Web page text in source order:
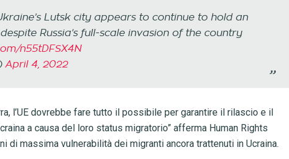
Lutsk city appears to continue to hold an
Russia’s full-scale invasion of the country
n55tDFSX4N
April 4, 2022
l’UE dovrebbe fare tutto il possibile per garantire il rilascio e il
a causa del loro status migratorio” afferma Human Rights
di massima vulnerabilità dei migranti ancora trattenuti in Ucraina.